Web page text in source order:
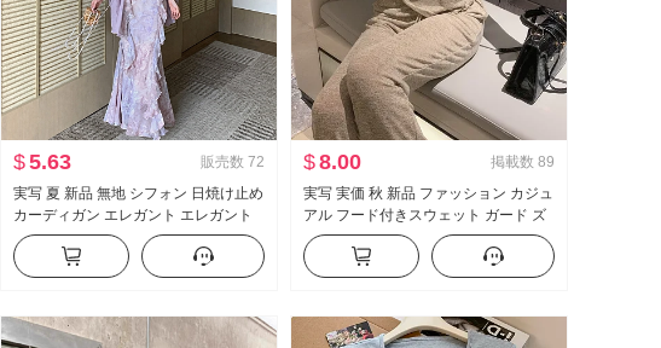
$5.63 販売数 72
実写 夏 新品 無地 シフォン 日焼け止め
カーディガン エレガント エレガント
シフォン フラワープリント ワンピー
ス女 ツーピースセット
$8.00 掲載数 89
実写 実価 秋 新品 ファッション カジュ
アル フード付きスウェット ガード ズ
ボン スリム効果 セットアップ スポー
ツスーツ 女性 トレンド